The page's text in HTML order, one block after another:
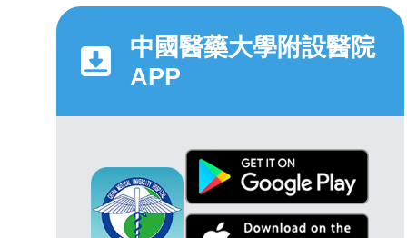
中國醫藥大學附設醫院
APP